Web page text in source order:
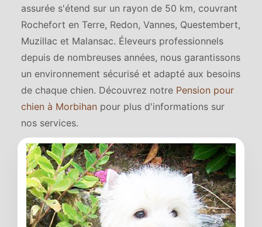
assurée s'étend sur un rayon de 50 km, couvrant
Rochefort en Terre, Redon, Vannes, Questembert,
Muzillac et Malansac. Éleveurs professionnels
depuis de nombreuses années, nous garantissons
un environnement sécurisé et adapté aux besoins
de chaque chien. Découvrez notre Pension pour
chien à Morbihan pour plus d'informations sur
nos services.